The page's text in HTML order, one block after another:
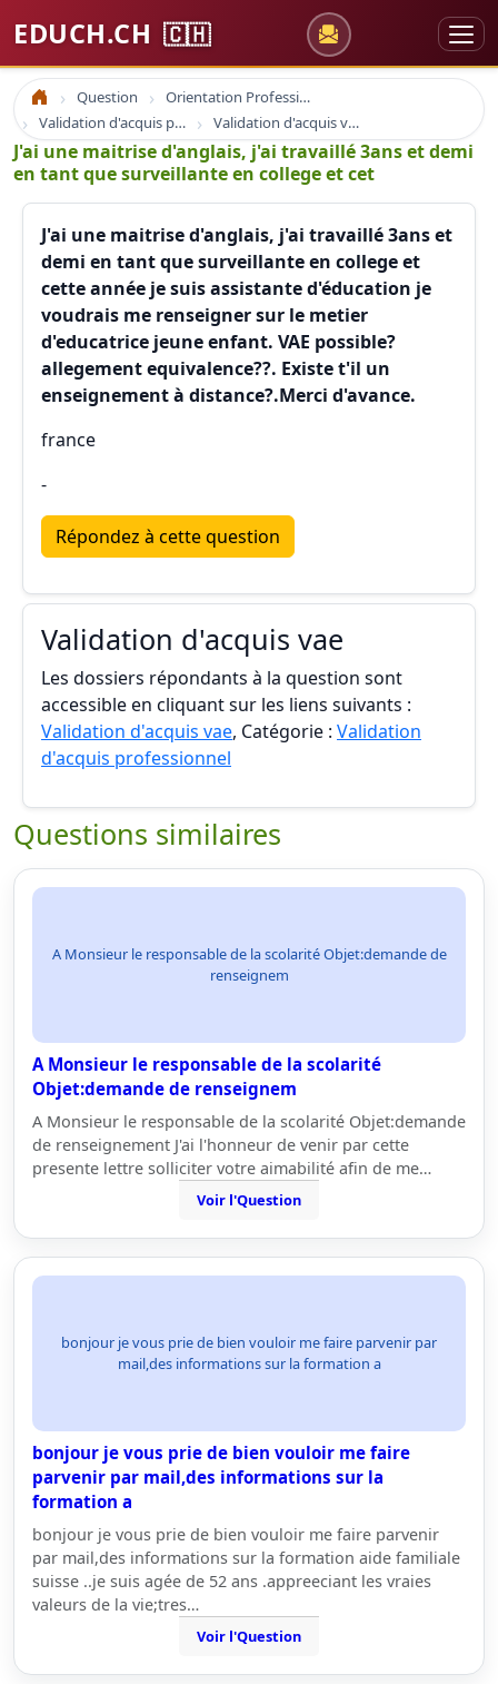
EDUCH.CH 🇨🇭
Accueil Question
Orientation Professionnelle
Validation d'acquis professionnel
Validation d'acquis vae
J'ai une maitrise d'anglais, j'ai travaillé 3ans et demi
en tant que surveillante en college et cet
J'ai une maitrise d'anglais, j'ai travaillé 3ans et
demi en tant que surveillante en college et
cette année je suis assistante d'éducation je
voudrais me renseigner sur le metier
d'educatrice jeune enfant. VAE possible?
allegement equivalence??. Existe t'il un
enseignement à distance?.Merci d'avance.
france
-
Répondez à cette question
Validation d'acquis vae
Les dossiers répondants à la question sont
accessible en cliquant sur les liens suivants :
Validation d'acquis vae, Catégorie : Validation
d'acquis professionnel
Questions similaires
A Monsieur le responsable de la scolarité Objet:demande de
renseignem
A Monsieur le responsable de la scolarité
Objet:demande de renseignem
A Monsieur le responsable de la scolarité Objet:demande
de renseignement J'ai l'honneur de venir par cette
presente lettre solliciter votre aimabilité afin de me…
Voir l'Question
bonjour je vous prie de bien vouloir me faire parvenir par
mail,des informations sur la formation a
bonjour je vous prie de bien vouloir me faire
parvenir par mail,des informations sur la
formation a
bonjour je vous prie de bien vouloir me faire parvenir
par mail,des informations sur la formation aide familiale
suisse ..je suis agée de 52 ans .appreeciant les vraies
valeurs de la vie;tres…
Voir l'Question